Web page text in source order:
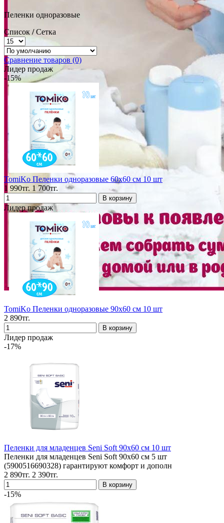
Пеленки одноразовые
Список / Сетка
Сравнение товаров (0)
Лидер продаж
-15%
TomiKo Пеленки одноразовые 60x60 см 10 шт
1 990тг. 1 700тг.
Лидер продаж
TomiKo Пеленки одноразовые 90x60 см 10 шт
2 890тг.
Лидер продаж
-17%
Пеленки для младенцев Seni Soft 90x60 см 10 шт
Пеленки для младенцев Seni Soft 90x60 см 5 шт
(5900516690328) гарантируют комфорт и дополн
2 890тг. 2 390тг.
-15%